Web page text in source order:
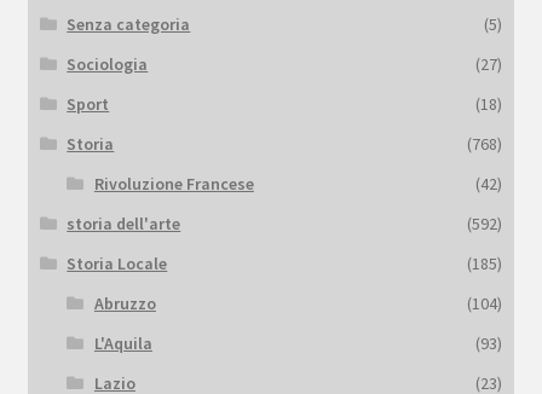
Senza categoria
(5)
Sociologia
(27)
Sport
(18)
Storia
(768)
Rivoluzione Francese
(42)
storia dell'arte
(592)
Storia Locale
(185)
Abruzzo
(104)
L'Aquila
(93)
Lazio
(23)